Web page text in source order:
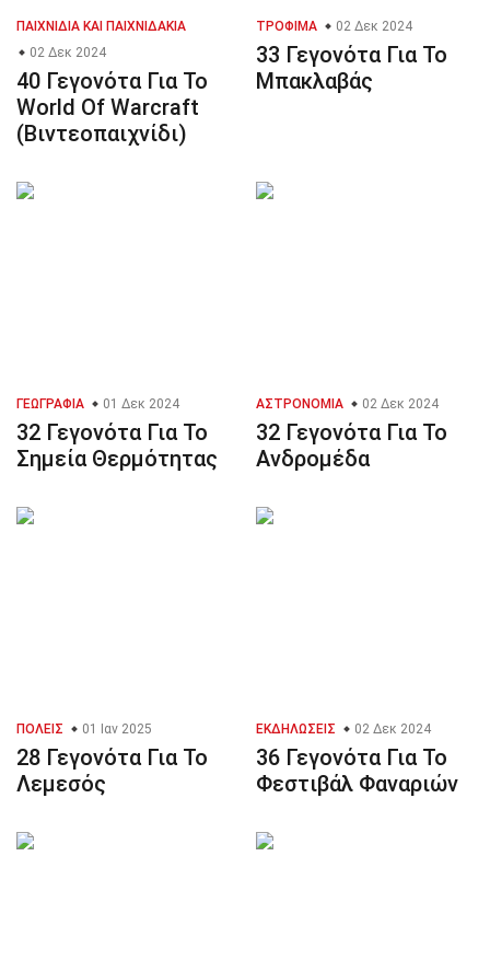
ΠΑΙΧΝΊΔΙΑ ΚΑΙ ΠΑΙΧΝΙΔΆΚΙΑ
02 Δεκ 2024
40 Γεγονότα Για Το
World Of Warcraft
(Βιντεοπαιχνίδι)
ΤΡΌΦΙΜΑ 02 Δεκ 2024
33 Γεγονότα Για Το
Μπακλαβάς
ΓΕΩΓΡΑΦΊΑ 01 Δεκ 2024
32 Γεγονότα Για Το
Σημεία Θερμότητας
ΑΣΤΡΟΝΟΜΊΑ 02 Δεκ 2024
32 Γεγονότα Για Το
Ανδρομέδα
ΠΌΛΕΙΣ 01 Ιαν 2025
28 Γεγονότα Για Το
Λεμεσός
ΕΚΔΗΛΏΣΕΙΣ 02 Δεκ 2024
36 Γεγονότα Για Το
Φεστιβάλ Φαναριών